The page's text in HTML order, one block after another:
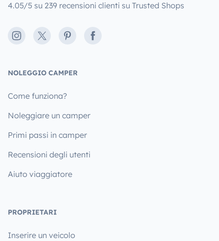
4.05/5 su 239 recensioni clienti su Trusted Shops
Instagram
X PinterestFacebook
NOLEGGIO CAMPER
Come funziona?
Noleggiare un camper
Primi passi in camper
Recensioni degli utenti
Aiuto viaggiatore
PROPRIETARI
Inserire un veicolo